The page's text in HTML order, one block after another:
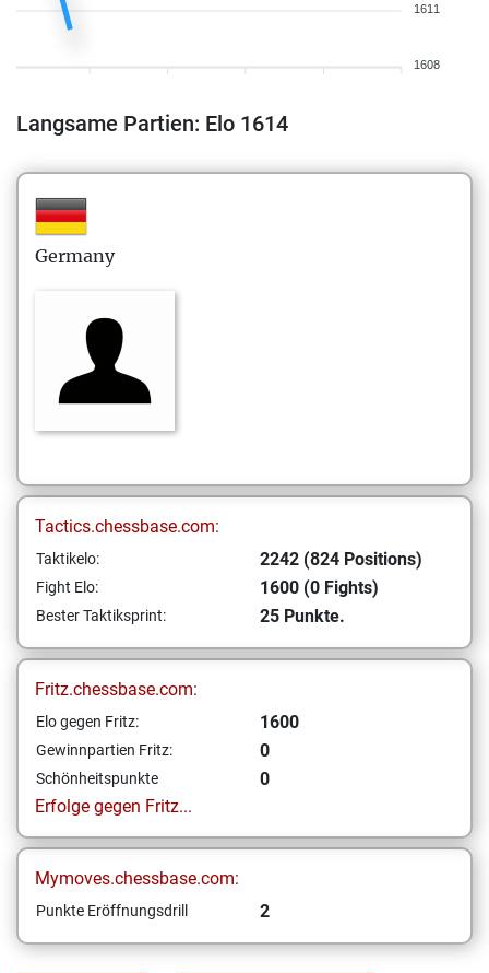
1611
1608
Langsame Partien: Elo 1614
Germany
Tactics.chessbase.com:
Taktikelo: 2242 (824 Positions)
Fight Elo: 1600 (0 Fights)
Bester Taktiksprint: 25 Punkte.
Fritz.chessbase.com:
Elo gegen Fritz: 1600
Gewinnpartien Fritz: 0
Schönheitspunkte
0
Erfolge gegen Fritz...
Mymoves.chessbase.com:
Punkte Eröffnungsdrill 2